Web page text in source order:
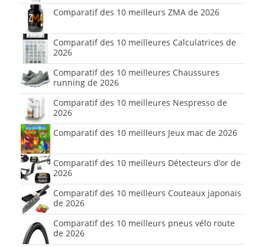
Comparatif des 10 meilleurs ZMA de 2026
Comparatif des 10 meilleures Calculatrices de
2026
Comparatif des 10 meilleures Chaussures
running de 2026
Comparatif des 10 meilleures Nespresso de
2026
Comparatif des 10 meilleurs Jeux mac de 2026
Comparatif des 10 meilleurs Détecteurs d’or de
2026
Comparatif des 10 meilleurs Couteaux japonais
de 2026
Comparatif des 10 meilleurs pneus vélo route
de 2026